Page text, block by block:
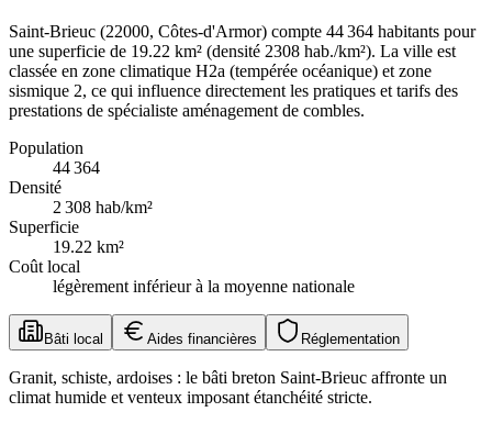
Saint-Brieuc (22000, Côtes-d'Armor) compte 44 364 habitants pour
une superficie de 19.22 km² (densité 2308 hab./km²). La ville est
classée en zone climatique H2a (tempérée océanique) et zone
sismique 2, ce qui influence directement les pratiques et tarifs des
prestations de spécialiste aménagement de combles.
Population
44 364
Densité
2 308 hab/km²
Superficie
19.22 km²
Coût local
légèrement inférieur à la moyenne nationale
Bâti local Aides financières Réglementation
Granit, schiste, ardoises : le bâti breton Saint-Brieuc affronte un
climat humide et venteux imposant étanchéité stricte.